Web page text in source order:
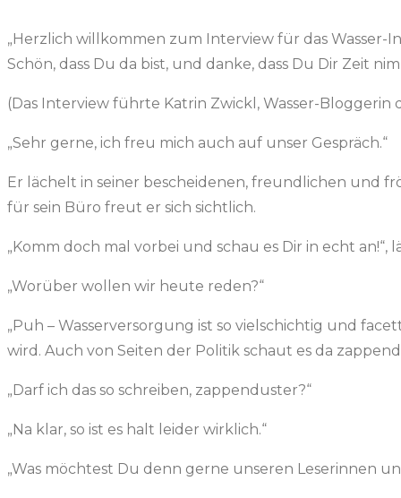
„Herzlich willkommen zum Interview für das Wasser-
Schön, dass Du da bist, und danke, dass Du Dir Zeit
(Das Interview führte Katrin Zwickl, Wasser-Bloggerin
„Sehr gerne, ich freu mich auch auf unser Gespräch.“
Er lächelt in seiner bescheidenen, freundlichen und
für sein Büro freut er sich sichtlich.
„Komm doch mal vorbei und schau es Dir in echt
„Worüber wollen wir heute reden?“
„Puh – Wasserversorgung ist so vielschichtig und
wird. Auch von Seiten der Politik schaut es da
„Darf ich das so schreiben, zappenduster?“
„Na klar, so ist es halt leider wirklich.“
„Was möchtest Du denn gerne unseren Leserinnen